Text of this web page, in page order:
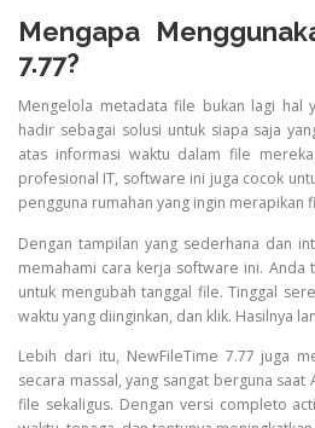
Mengapa
7.77?
Mengelola metadata file bukan lagi hal
hadir sebagai solusi untuk siapa saja
atas informasi waktu dalam file
profesional IT, software ini juga cocok
pengguna rumahan yang ingin merapikan
Dengan tampilan yang sederhana dan
memahami cara kerja software ini.
untuk mengubah tanggal file. Tinggal
waktu yang diinginkan, dan klik. Hasilnya
Lebih dari itu, NewFileTime 7.77 juga
secara massal, yang sangat berguna
file sekaligus. Dengan versi completo